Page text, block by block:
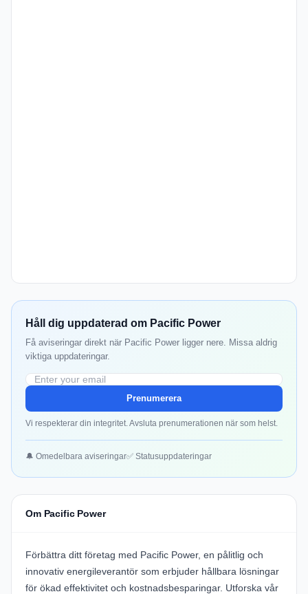
Håll dig uppdaterad om Pacific Power
Få aviseringar direkt när Pacific Power ligger nere. Missa aldrig
viktiga uppdateringar.
Prenumerera
Vi respekterar din integritet. Avsluta prenumerationen när som helst.
🔔 Omedelbara aviseringar✅ Statusuppdateringar
Om Pacific Power
Förbättra ditt företag med Pacific Power, en pålitlig och
innovativ energileverantör som erbjuder hållbara lösningar
för ökad effektivitet och kostnadsbesparingar. Utforska vår